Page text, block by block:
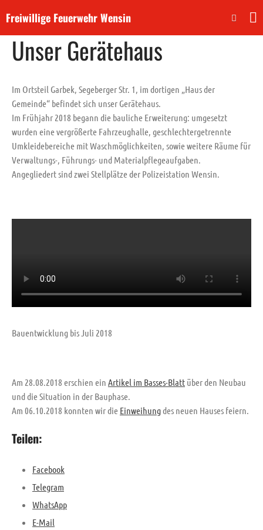
Aktuelles
Neuigkeiten
Veranstaltungen
Einsätze
Über uns
Unser ehemaliges Fahrzeug
Unser Gerätehaus
Schule
28. März 2026|13:57
Freiwillige Feuerwehr Wensin
13. Oktober 2017
Unser Gerätehaus
Im Ortsteil Garbek, Segeberger Str. 1, im dortigen „Haus der
Gemeinde“ befindet sich unser Gerätehaus.
Im Frühjahr 2018 begann die bauliche Erweiterung: umgesetzt
wurden eine vergrößerte Fahrzeughalle, geschlechtergetrennte
Umkleidebereiche mit Waschmöglichkeiten, sowie weitere Räume für
Verwaltungs-, Führungs- und Materialpflegeaufgaben.
Angegliedert sind zwei Stellplätze der Polizeistation Wensin.
Bauentwicklung bis Juli 2018
Am 28.08.2018 erschien ein Artikel im Basses-Blatt über den Neubau
und die Situation in der Bauphase.
Am 06.10.2018 konnten wir die Einweihungdes neuen Hauses feiern.
Teilen:
Facebook
Telegram
WhatsApp
E-Mail